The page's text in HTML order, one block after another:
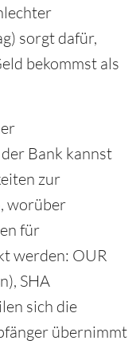
sorgt dafür,
bekommst als
Bank kannst
zur
worüber
für
werden: OUR
SHA
sich die
übernimmt